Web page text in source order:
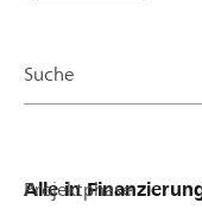
Suche
Projektphase